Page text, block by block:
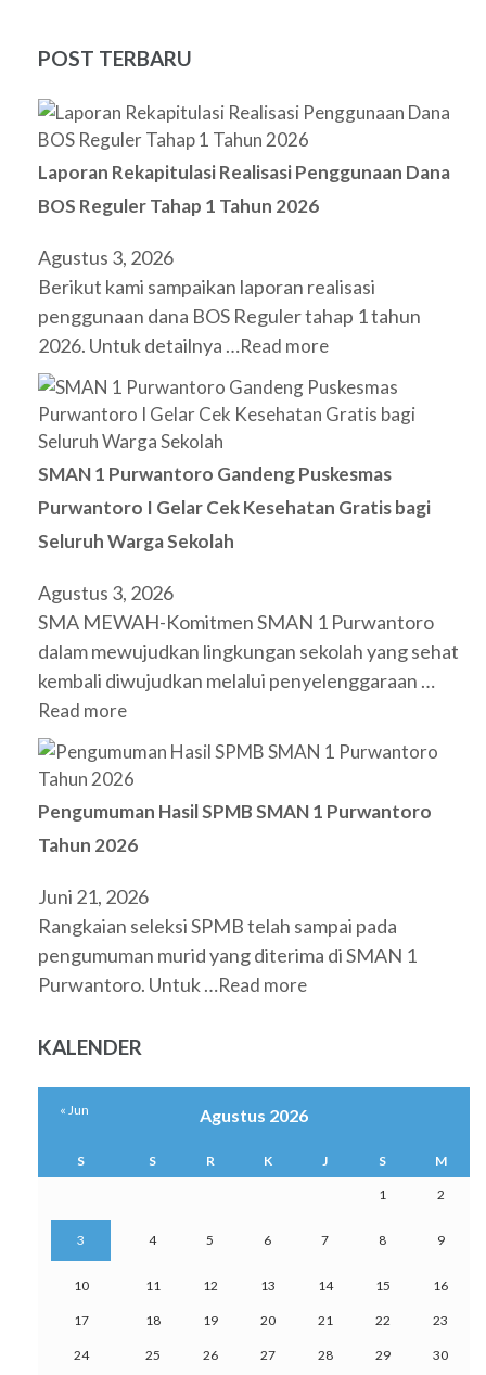
POST TERBARU
Laporan Rekapitulasi Realisasi Penggunaan Dana
BOS Reguler Tahap 1 Tahun 2026
Agustus 3, 2026
Berikut kami sampaikan laporan realisasi
penggunaan dana BOS Reguler tahap 1 tahun
2026. Untuk detailnya …Read more
SMAN 1 Purwantoro Gandeng Puskesmas
Purwantoro I Gelar Cek Kesehatan Gratis bagi
Seluruh Warga Sekolah
Agustus 3, 2026
SMA MEWAH-Komitmen SMAN 1 Purwantoro
dalam mewujudkan lingkungan sekolah yang sehat
kembali diwujudkan melalui penyelenggaraan …
Read more
Pengumuman Hasil SPMB SMAN 1 Purwantoro
Tahun 2026
Juni 21, 2026
Rangkaian seleksi SPMB telah sampai pada
pengumuman murid yang diterima di SMAN 1
Purwantoro. Untuk …Read more
KALENDER
Agustus 2026
S S R K J S M
1 2
3 4 5 6 7 8 9
10 11 12 13 14 15 16
17 18 19 20 21 22 23
24 25 26 27 28 29 30
« Jun